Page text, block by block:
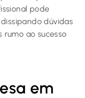
pode
dúvidas
ao sucesso
em